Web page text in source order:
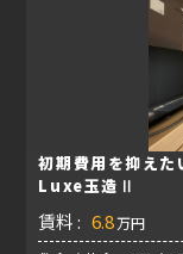
初期費用を抑えた
Luxe玉造Ⅱ
賃料 : 6.8万円